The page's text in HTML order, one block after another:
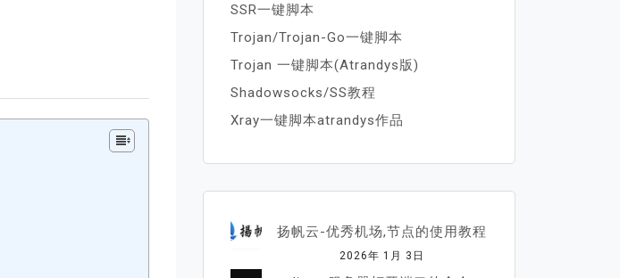
SSR一键脚本
Trojan/Trojan-Go一键脚本
Trojan 一键脚本(Atrandys版)
Shadowsocks/SS教程
Xray一键脚本atrandys作品
扬帆云-优秀机场,节点的使用教程
2026年 1月 3日